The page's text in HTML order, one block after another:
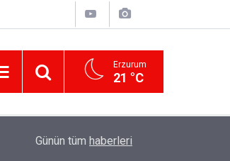
Erzurum
21 °C
TÜBİTAK desteği aldı
Günün tüm haberleri